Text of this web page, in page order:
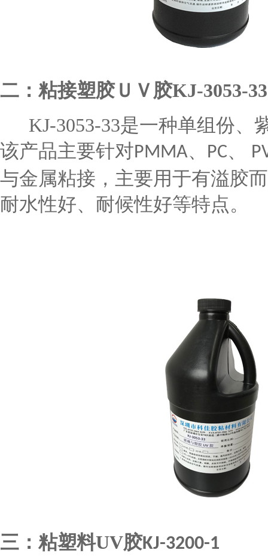
二： 粘接塑胶ＵＶ胶KJ-3053-33
KJ-3053-33是一种单组份、
该产品主要针对PMMA、 PC、
与金属粘接，主要用于有溢胶
耐水性好、耐候性好等特点。
三： 粘塑料UV胶KJ-3200-1